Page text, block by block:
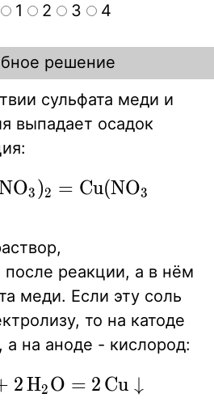
1 2 3 4
решение
сульфата меди и
выпадает осадок
OX
3 )X
2 = Cu(NOX
3
после реакции, а в нём
меди. Если эту соль
то на катоде
а на аноде - кислород:
2HX
2 O = 2 Cu ↓